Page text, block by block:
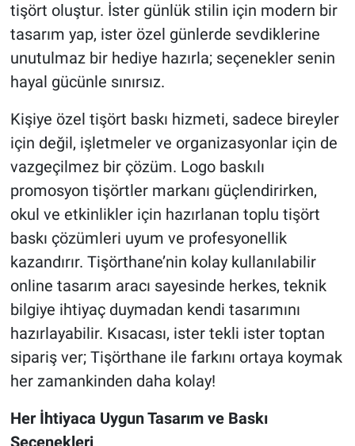
tişört oluştur. İster günlük stilin için modern bir
tasarım yap, ister özel günlerde sevdiklerine
unutulmaz bir hediye hazırla; seçenekler senin
hayal gücünle sınırsız.
Kişiye özel tişört baskı hizmeti, sadece bireyler
için değil, işletmeler ve organizasyonlar için de
vazgeçilmez bir çözüm. Logo baskılı
promosyon tişörtler markanı güçlendirirken,
okul ve etkinlikler için hazırlanan toplu tişört
baskı çözümleri uyum ve profesyonellik
kazandırır. Tişörthane’nin kolay kullanılabilir
online tasarım aracı sayesinde herkes, teknik
bilgiye ihtiyaç duymadan kendi tasarımını
hazırlayabilir. Kısacası, ister tekli ister toptan
sipariş ver; Tişörthane ile farkını ortaya koymak
her zamankinden daha kolay!
Her İhtiyaca Uygun Tasarım ve Baskı
Seçenekleri
Güvenlik
Bölge